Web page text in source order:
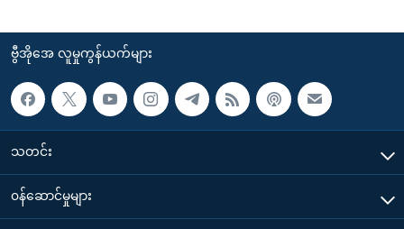
ဗွီအိုအေ လူမှုကွန်ယက်များ
သတင်း
၀န်ဆောင်မှုများ